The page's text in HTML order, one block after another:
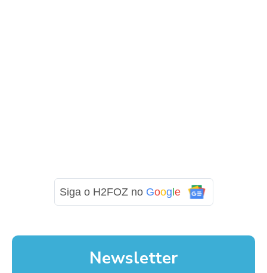
Siga o H2FOZ no Goog e
Newsletter